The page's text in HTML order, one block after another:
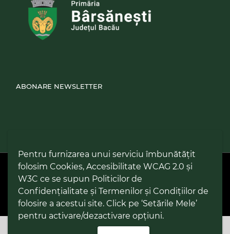
Pentru furnizarea unui serviciu îmbunătățit
folosim Cookies, Accesibilitate WCAG 2.0 și
W3C ce se supun Politicilor de
Confidențialitate și Termenilor și Condițiilor de
folosire a acestui site. Click pe ‘Setările Mele’
pentru activare/dezactivare opțiuni.
ABONARE NEWSLETTER
PPW @2026 |Hartă Website|Setări Cookies și Accesibilitate
Politică de utilizare Cookies|Politică de confidențialitate site
Termeni și condiții de utilizare a site-ului